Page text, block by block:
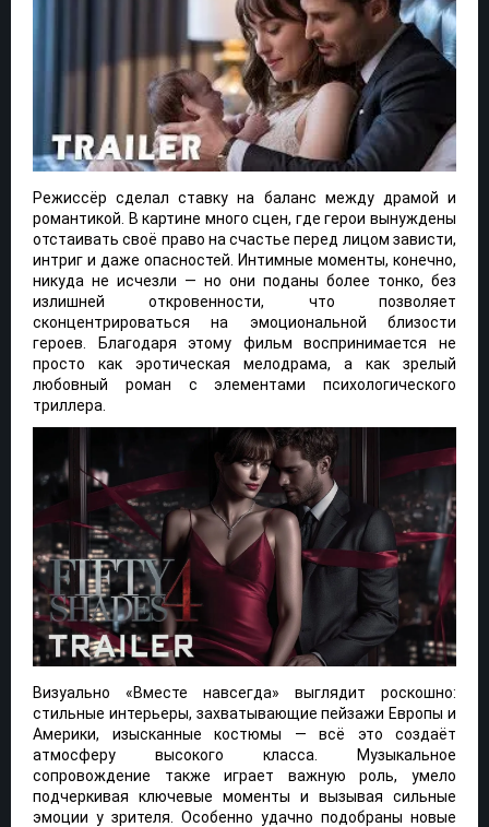
Режиссёр сделал ставку на баланс между драмой и
романтикой. В картине много сцен, где герои вынуждены
отстаивать своё право на счастье перед лицом зависти,
интриг и даже опасностей. Интимные моменты, конечно,
никуда не исчезли — но они поданы более тонко, без
излишней откровенности, что позволяет
сконцентрироваться на эмоциональной близости
героев. Благодаря этому фильм воспринимается не
просто как эротическая мелодрама, а как зрелый
любовный роман с элементами психологического
триллера.
Визуально «Вместе навсегда» выглядит роскошно:
стильные интерьеры, захватывающие пейзажи Европы и
Америки, изысканные костюмы — всё это создаёт
атмосферу высокого класса. Музыкальное
сопровождение также играет важную роль, умело
подчеркивая ключевые моменты и вызывая сильные
эмоции у зрителя. Особенно удачно подобраны новые